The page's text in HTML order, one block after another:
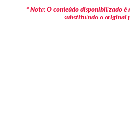
* Nota: O conteúdo disponibilizado
substituindo o original